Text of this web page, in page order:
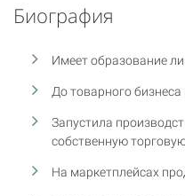
Биография
Имеет образование
До товарного
Запустила
собственную
На маркетплейсах